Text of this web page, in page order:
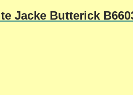
Jacke Butterick